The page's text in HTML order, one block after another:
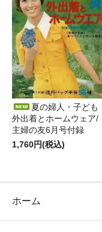
夏の婦人・子ども
外出着とホームウェア/
主婦の友6月号付録
1,760円(税込)
ホーム